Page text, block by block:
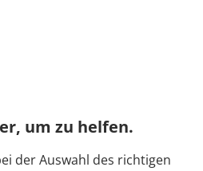
um zu helfen.
der Auswahl des richtigen